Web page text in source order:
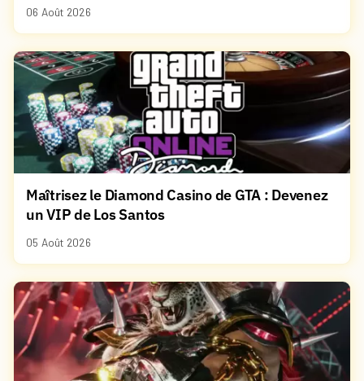
06 Août 2026
Maîtrisez le Diamond Casino de GTA : Devenez
un VIP de Los Santos
05 Août 2026